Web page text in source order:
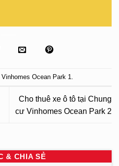
Ocean Park 1
Cho thuê xe ô tô tại Chung
cư Vinhomes Ocean Park 2
& CHIA SẺ